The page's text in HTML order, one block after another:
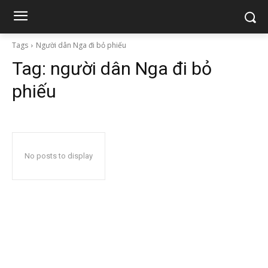
Tags Người dân Nga đi bỏ phiếu
Tag: người dân Nga đi bỏ
phiếu
No posts to display